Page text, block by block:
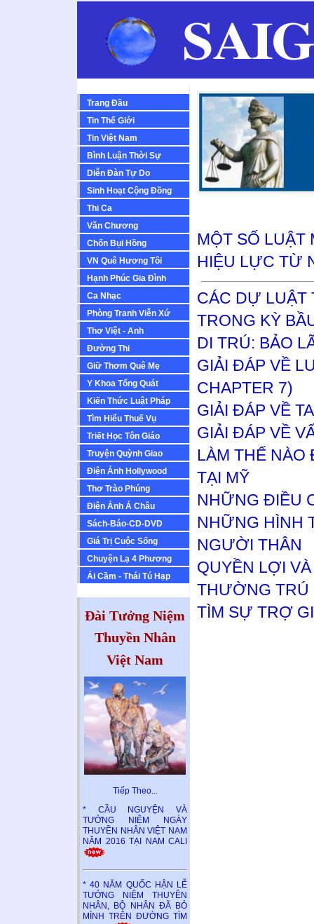
Trang Đầu
Tin Thế Giới
Tin Việt Nam
Bình Luận Thời Sự
Diễn Ðàn Tự Do
Sinh Hoạt Cộng Ðồng
Thi Ca
Văn Chương
Chốn Bụi Hồng
VN Quê Hương Tôi
Hạnh Phúc Gia Đình
Ca Nhạc
Phòng Tranh Viễn Xứ
Thơ Việt - Anh
Ðường Thi
Giữ Thơm Quê Mẹ
Y Khoa Tổng Quát
Kiến Thức Luật Pháp
Tìm Hiểu Thuế Vụ
Triết Học Tôn Giáo
Truyện Quỳnh Giao
Ðiện Ảnh Hollywood
Thơ Trào Phúng
Ðiện Ảnh Á Châu
Sách-Báo-CD-DVD
Giá Trị Cuộc Sống
Chuyện Lạ 4 Phương
Ái Cầm - Thái Tú Hạp
Đài Tưởng Niệm
Thuyền Nhân
Việt Nam
Tiếp Theo...
* CẦU NGUYỆN VÀ
TƯỞNG NIỆM NGÀY
THUYỀN NHÂN VIỆT NAM
NĂM 2016 TẠI NAM CALI
* 40 NĂM QUỐC HẬN LỄ
TƯỞNG NIỆM THUYỀN
NHÂN, BỘ NHÂN ĐÃ BỎ
MÌNH TRÊN ĐƯỜNG TÌM
MỘT SỐ LUẬT
HIỆU LỰC TỪ
CÁC DỰ LUẬT
TRONG KỲ
DI TRÚ: BẢO
GIẢI ĐÁP VỀ
CHAPTER 7)
GIẢI ĐÁP VỀ
GIẢI ĐÁP VỀ
LÀM THẾ NÀO
TẠI MỸ
NHỮNG ĐIỀU
NHỮNG HÌNH
NGƯỜI THÂN
QUYỀN LỢI
THƯỜNG TRÚ
TÌM SỰ TRỢ